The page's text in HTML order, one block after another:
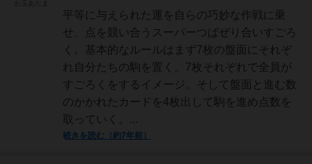
​平等に与えられた運を自らの巧妙な作戦に乗
せ、点を競い合うスーパーつばぜり合いすごろ
く。​​​​​基本的なルールはまず7枚の盤面にそれぞ
れ自分たちの駒を置く。7枚それぞれで全員が
すごろくをするイメージ。そして盤面と進む数
のかかれたカードを4枚出して駒を進め点数を
取っていく。...
続きを読む（約7年前）